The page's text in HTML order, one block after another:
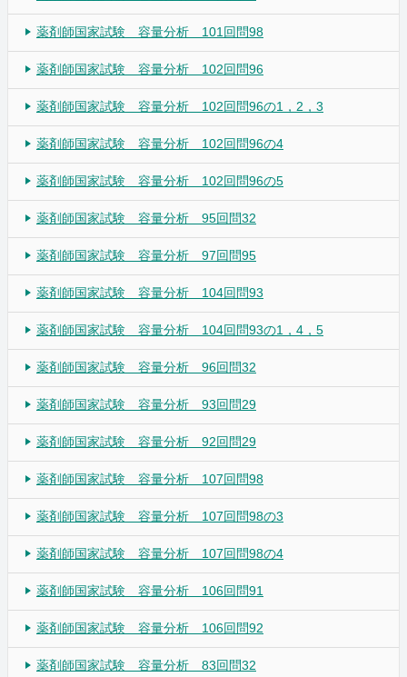
薬剤師国家試験 容量分析 101回問98
薬剤師国家試験 容量分析 102回問96
薬剤師国家試験 容量分析 102回問96の1，2，3
薬剤師国家試験 容量分析 102回問96の4
薬剤師国家試験 容量分析 102回問96の5
薬剤師国家試験 容量分析 95回問32
薬剤師国家試験 容量分析 97回問95
薬剤師国家試験 容量分析 104回問93
薬剤師国家試験 容量分析 104回問93の1，4，5
薬剤師国家試験 容量分析 96回問32
薬剤師国家試験 容量分析 93回問29
薬剤師国家試験 容量分析 92回問29
薬剤師国家試験 容量分析 107回問98
薬剤師国家試験 容量分析 107回問98の3
薬剤師国家試験 容量分析 107回問98の4
薬剤師国家試験 容量分析 106回問91
薬剤師国家試験 容量分析 106回問92
薬剤師国家試験 容量分析 83回問32